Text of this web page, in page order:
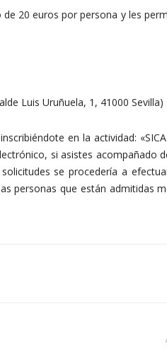
20 euros por persona y les
Luis Uruñuela, 1, 41000 Sevilla)
en la actividad:
si asistes acompañado
se procedería a
personas que están admitidas